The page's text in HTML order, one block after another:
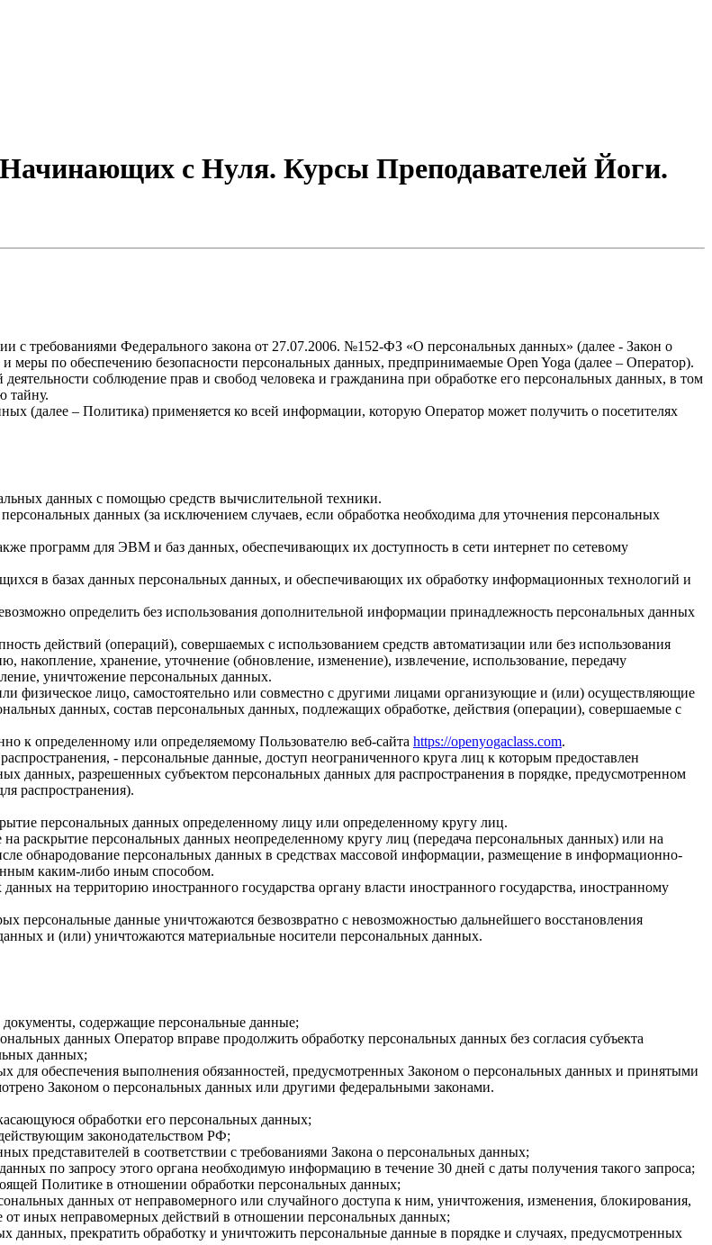
с Нуля. Курсы Преподавателей Йоги.
с требованиями Федерального закона от 27.07.2006. №152-ФЗ «О персональных данных» (далее - Закон о
меры по обеспечению безопасности персональных данных, предпринимаемые Open Yoga (далее – Оператор).
соблюдение прав и свобод человека и гражданина при обработке его персональных данных, в том
тайну.
(далее – Политика) применяется ко всей информации, которую Оператор может получить о посетителях
данных с помощью средств вычислительной техники.
данных (за исключением случаев, если обработка необходима для уточнения персональных
программ для ЭВМ и баз данных, обеспечивающих их доступность в сети интернет по сетевому
в базах данных персональных данных, и обеспечивающих их обработку информационных технологий и
определить без использования дополнительной информации принадлежность персональных данных
действий (операций), совершаемых с использованием средств автоматизации или без использования
накопление, хранение, уточнение (обновление, изменение), извлечение, использование, передачу
уничтожение персональных данных.
физическое лицо, самостоятельно или совместно с другими лицами организующие и (или) осуществляющие
данных, состав персональных данных, подлежащих обработке, действия (операции), совершаемые с
к определенному или определяемому Пользователю веб-сайта https://openyogaclass.com.
- персональные данные, доступ неограниченного круга лиц к которым предоставлен
данных, разрешенных субъектом персональных данных для распространения в порядке, предусмотренном
распространения).
персональных данных определенному лицу или определенному кругу лиц.
раскрытие персональных данных неопределенному кругу лиц (передача персональных данных) или на
обнародование персональных данных в средствах массовой информации, размещение в информационно-
каким-либо иным способом.
на территорию иностранного государства органу власти иностранного государства, иностранному
персональные данные уничтожаются безвозвратно с невозможностью дальнейшего восстановления
и (или) уничтожаются материальные носители персональных данных.
содержащие персональные данные;
данных Оператор вправе продолжить обработку персональных данных без согласия субъекта
данных;
для обеспечения выполнения обязанностей, предусмотренных Законом о персональных данных и принятыми
Законом о персональных данных или другими федеральными законами.
обработки его персональных данных;
законодательством РФ;
представителей в соответствии с требованиями Закона о персональных данных;
по запросу этого органа необходимую информацию в течение 30 дней с даты получения такого запроса;
Политике в отношении обработки персональных данных;
данных от неправомерного или случайного доступа к ним, уничтожения, изменения, блокирования,
от иных неправомерных действий в отношении персональных данных;
данных, прекратить обработку и уничтожить персональные данные в порядке и случаях, предусмотренных